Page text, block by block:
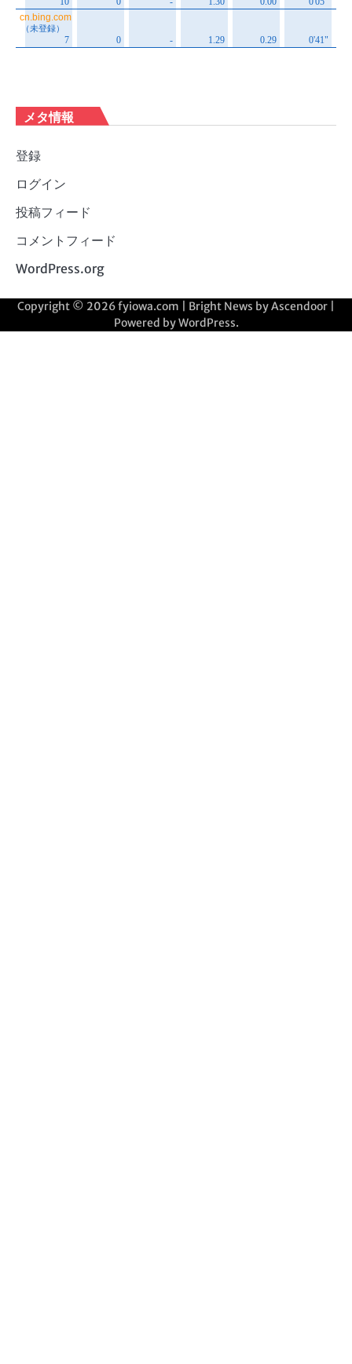
メタ情報
登録
ログイン
投稿フィード
コメントフィード
WordPress.org
Copyright © 2026fyiowa.com | Bright News byAscendoor
Powered byWordPress.